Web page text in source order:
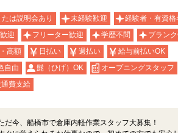
は説明会あり 未経験歓迎
経験者・有資格
迎 フリーター歓迎 学歴不問
ブラン
高額 日払い 週払い
給与前払いOK
自由 髭（ひげ）OK
オープニングスタッフ
費支給
だ今、船橋市で倉庫内軽作業スタッフ大募集！